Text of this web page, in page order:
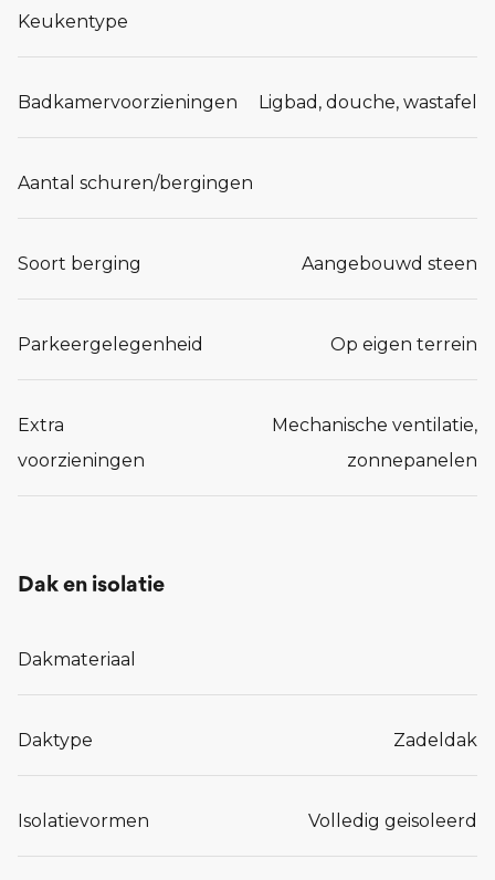
Keukentype
Badkamervoorzieningen Ligbad, douche, wastafel
Aantal schuren/bergingen
Soort berging Aangebouwd steen
Parkeergelegenheid Op eigen terrein
Extra
voorzieningen
Mechanische ventilatie,
zonnepanelen
Dak en isolatie
Dakmateriaal
Daktype Zadeldak
Isolatievormen Volledig geisoleerd